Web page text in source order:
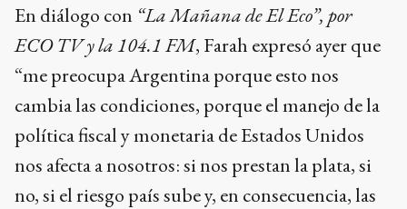
En diálogo con “La Mañana de El Eco”, por
ECO TV y la 104.1 FM, Farah expresó ayer que
“me preocupa Argentina porque esto nos
cambia las condiciones, porque el manejo de la
política fiscal y monetaria de Estados Unidos
nos afecta a nosotros: si nos prestan la plata, si
no, si el riesgo país sube y, en consecuencia, las